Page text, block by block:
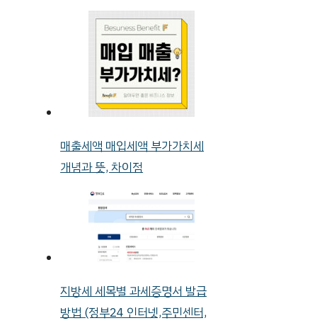
매출세액 매입세액 부가가치세
개념과 뜻, 차이점
지방세 세목별 과세증명서 발급
방법 (정부24 인터넷,주민센터,